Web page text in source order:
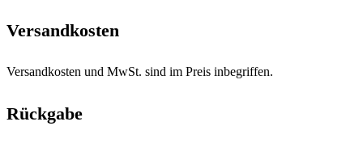
Versandkosten
Versandkosten und MwSt. sind im Preis inbegriffen.
Rückgabe